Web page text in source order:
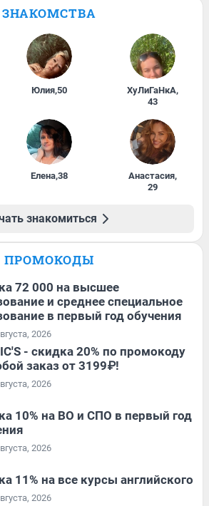
ЗНАКОМСТВА
Юлия,50 ХуЛиГаНкА,
43
Елена,38 Анастасия,
29
знакомиться
ПРОМОКОДЫ
72 000 на высшее
и среднее специальное
в первый год обучения
2026
- скидка 20% по промокоду
заказ от 3199₽!
2026
10% на ВО и СПО в первый год
2026
11% на все курсы английского
2026